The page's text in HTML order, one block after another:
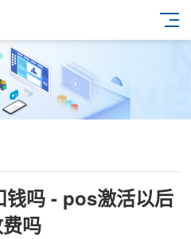
钱吗 - pos激活以后
吗